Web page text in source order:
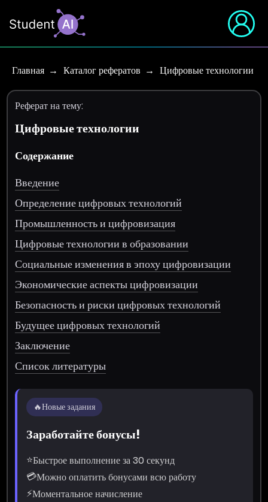
Главная Каталог рефератов Цифровые технологии
Реферат на тему:
Цифровые технологии
Содержание
Введение
Определение цифровых технологий
Промышленность и цифровизация
Цифровые технологии в образовании
Социальные изменения в эпоху цифровизации
Экономические аспекты цифровизации
Безопасность и риски цифровых технологий
Будущее цифровых технологий
Заключение
Список литературы
🔥Новые задания
Заработайте бонусы!
⭐Быстрое выполнение за 30 секунд
💳Можно оплатить бонусами всю работу
⚡Моментальное начисление